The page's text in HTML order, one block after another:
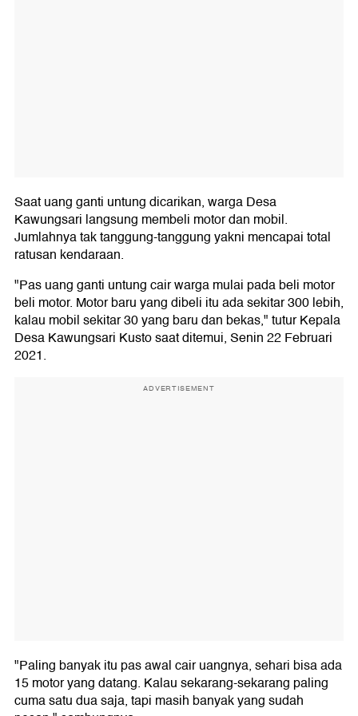
Saat uang ganti untung dicarikan, warga Desa
Kawungsari langsung membeli motor dan mobil.
Jumlahnya tak tanggung-tanggung yakni mencapai total
ratusan kendaraan.
"Pas uang ganti untung cair warga mulai pada beli motor
beli motor. Motor baru yang dibeli itu ada sekitar 300 lebih,
kalau mobil sekitar 30 yang baru dan bekas," tutur Kepala
Desa Kawungsari Kusto saat ditemui, Senin 22 Februari
2021.
ADVERTISEMENT
"Paling banyak itu pas awal cair uangnya, sehari bisa ada
15 motor yang datang. Kalau sekarang-sekarang paling
cuma satu dua saja, tapi masih banyak yang sudah